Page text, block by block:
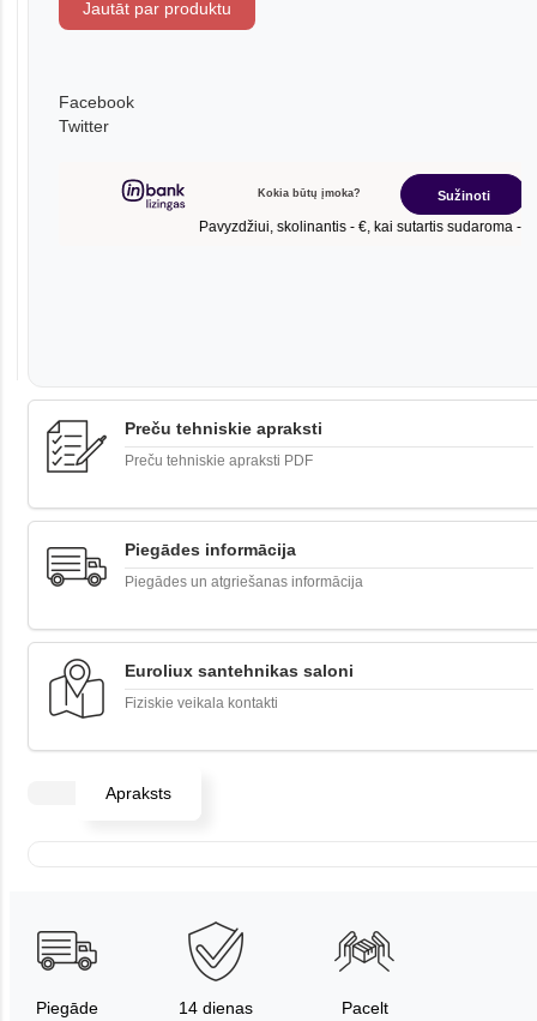
Jautāt par produktu
Facebook
Twitter
Preču tehniskie apraksti
Preču tehniskie apraksti PDF
Piegādes informācija
Piegādes un atgriešanas informācija
Euroliux santehnikas saloni
Fiziskie veikala kontakti
Apraksts
Piegāde
14 dienas
Pacelt